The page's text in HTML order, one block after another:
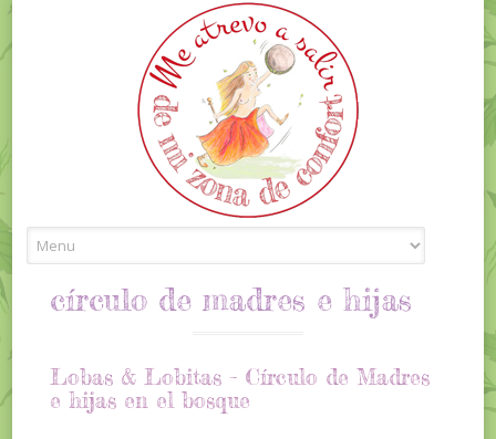
círculo de madres e hijas
Lobas & Lobitas – Círculo de Madres
e hijas en el bosque